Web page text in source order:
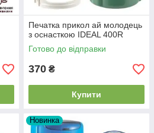
Печатка прикол ай молодець
з оснасткою IDEAL 400R
Готово до відправки
370 ₴
Купити
Новинка